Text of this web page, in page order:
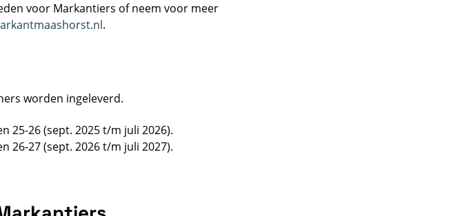
voor Markantiers of neem voor meer
.
worden ingeleverd.
25-26 (sept. 2025 t/m juli 2026).
26-27 (sept. 2026 t/m juli 2027).